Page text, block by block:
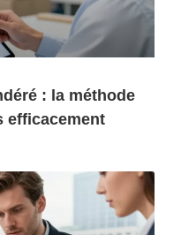
: la méthode
efficacement